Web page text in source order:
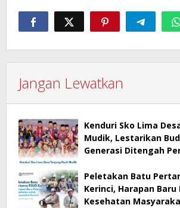
Jangan Lewatkan
Kenduri Sko Lima
Mudik, Lestarikan
Generasi Ditengah
Peletakan Batu
Kerinci, Harapan Baru
Kesehatan